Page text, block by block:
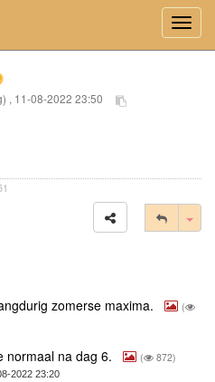
, 11-08-2022 23:50
zomerse maxima.
(
normaal na dag 6. ( 872)
2022 23:20